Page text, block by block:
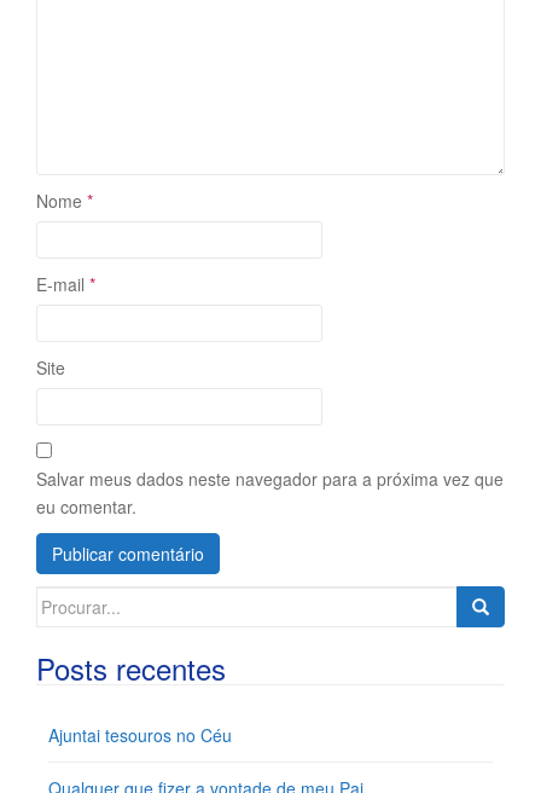
Nome *
E-mail *
Site
Salvar meus dados neste navegador para a próxima vez que
eu comentar.
Search
Posts recentes
Ajuntai tesouros no Céu
Qualquer que fizer a vontade de meu Pai